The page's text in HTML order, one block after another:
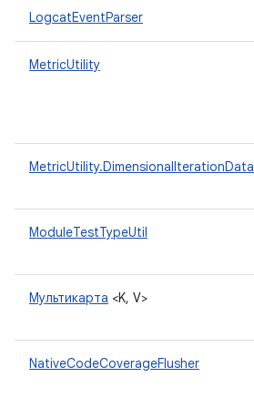
LogcatEventParser
MetricUtility
MetricUtility.DimensionalIterationData
ModuleTestTypeUtil
Мультикарта <K, V>
NativeCodeCoverageFlusher